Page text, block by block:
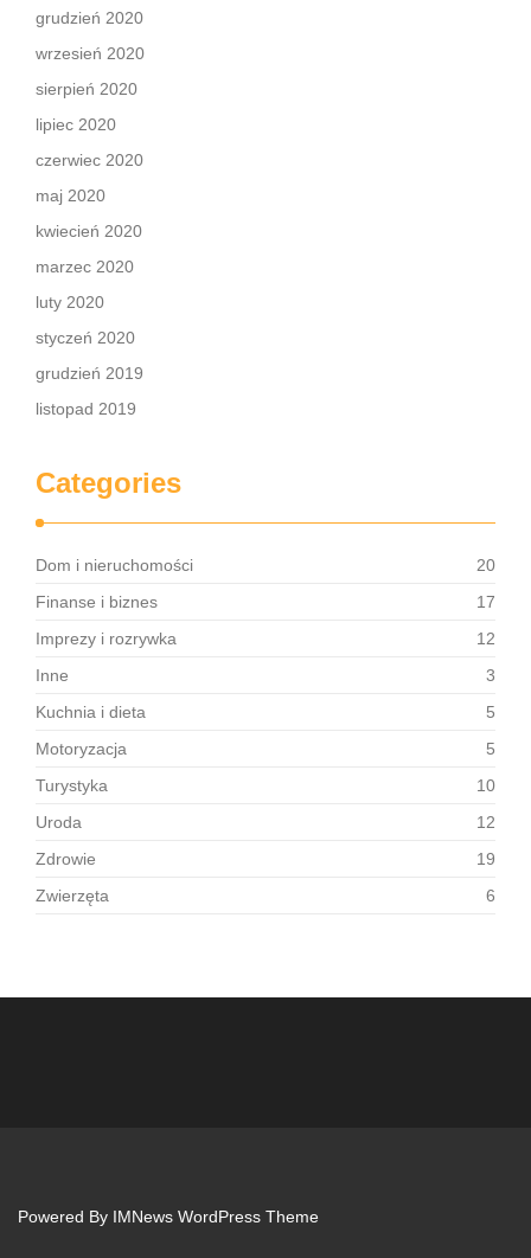
grudzień 2020
wrzesień 2020
sierpień 2020
lipiec 2020
czerwiec 2020
maj 2020
kwiecień 2020
marzec 2020
luty 2020
styczeń 2020
grudzień 2019
listopad 2019
Categories
Dom i nieruchomości
20
Finanse i biznes
17
Imprezy i rozrywka
12
Inne
3
Kuchnia i dieta
5
Motoryzacja
5
Turystyka
10
Uroda
12
Zdrowie
19
Zwierzęta
6
Powered By IMNews WordPress Theme